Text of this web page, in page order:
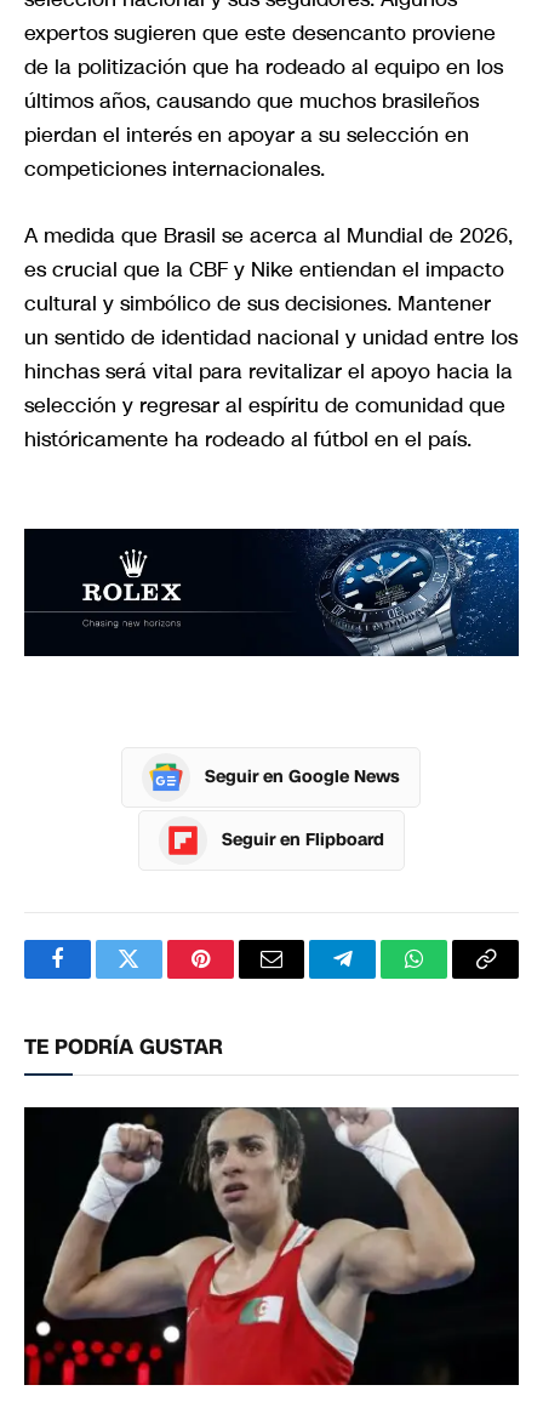
expertos sugieren que este desencanto proviene
de la politización que ha rodeado al equipo en los
últimos años, causando que muchos brasileños
pierdan el interés en apoyar a su selección en
competiciones internacionales.
A medida que Brasil se acerca al Mundial de 2026,
es crucial que la CBF y Nike entiendan el impacto
cultural y simbólico de sus decisiones. Mantener
un sentido de identidad nacional y unidad entre los
hinchas será vital para revitalizar el apoyo hacia la
selección y regresar al espíritu de comunidad que
históricamente ha rodeado al fútbol en el país.
Seguir en Google News
Seguir en Flipboard
FacebookTwitterPinterestCorreoTelegramWhatsApp
TE PODRÍA GUSTAR